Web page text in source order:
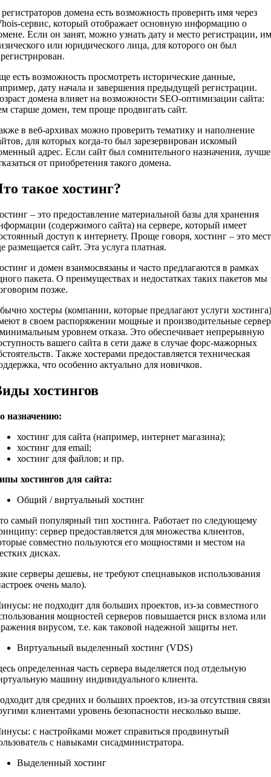
домена есть возможность проверить имя через
сервис, который отображает основную информацию о
Если он занят, можно узнать дату и место регистрации,
или юридического лица, для которого он был
есть возможность просмотреть исторические данные,
дату начала и завершения предыдущей регистрации.
домена влияет на возможности SEO-оптимизации сайта:
старше домен, тем проще продвигать сайт.
в веб-архивах можно проверить тематику и наполнение
для которых когда-то был зарезервирован искомый
адрес. Если сайт был сомнительного назначения, лучше
от приобретения такого домена.
такое хостинг?
– это предоставление материальной базы для хранения
(содержимого сайта) на сервере, который имеет
доступ к интернету. Проще говоря, хостинг – это
размещается сайт. Эта услуга платная.
и домен взаимосвязаны и часто предлагаются в рамках
пакета. О преимуществах и недостатках таких пакетов мы
позже.
хостеры (компании, которые предлагают услуги хостинга)
в своем распоряжении мощные и производительные
уровнем отказа. Это обеспечивает непрерывную
вашего сайта в сети даже в случае форс-мажорных
Также хостерами предоставляется техническая
что особенно актуально для новичков.
хостингов
назначению:
хостинг для сайта (например, интернет магазина);
хостинг для email;
хостинг для файлов; и пр.
хостингов для сайта:
Общий / виртуальный хостинг
самый популярный тип хостинга. Работает по следующему
сервер предоставляется для множества клиентов,
совместно пользуются его мощностями и местом на
дисках.
серверы дешевы, не требуют спецнавыков использования
очень мало).
не подходит для больших проектов, из-за совместного
мощностей серверов повышается риск взлома или
вирусом, т.е. как таковой надежной защиты нет.
Виртуальный выделенный хостинг (VDS)
определенная часть сервера выделяется под отдельную
машину индивидуального клиента.
для средних и больших проектов, из-за отсутствия
клиентами уровень безопасности несколько выше.
с настройками может справиться продвинутый
с навыками сисадминистратора.
Выделенный хостинг